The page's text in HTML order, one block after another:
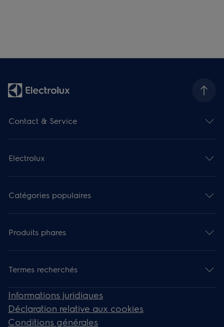
Contact & Service
Electrolux
Catégories populaires
Produits phares
Termes recherchés
Informations juridiques
Déclaration relative aux cookies
Conditions générales